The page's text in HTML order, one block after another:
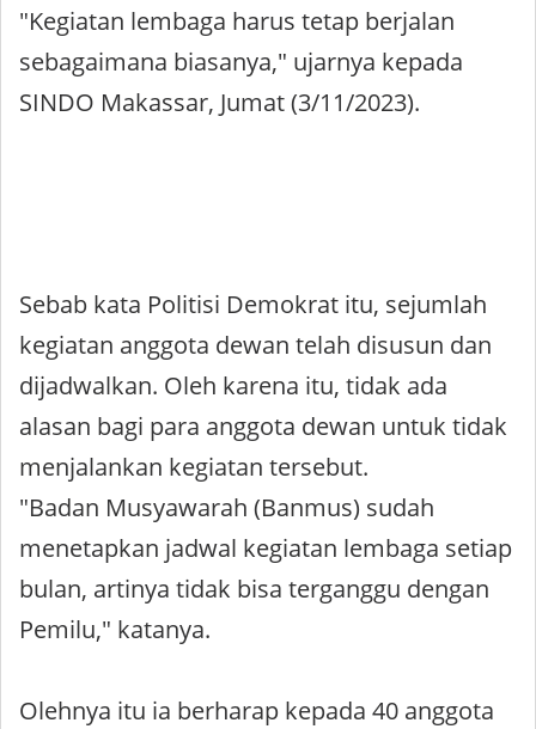
"Kegiatan lembaga harus tetap berjalan
sebagaimana biasanya," ujarnya kepada
SINDO Makassar, Jumat (3/11/2023).
Sebab kata Politisi Demokrat itu, sejumlah
kegiatan anggota dewan telah disusun dan
dijadwalkan. Oleh karena itu, tidak ada
alasan bagi para anggota dewan untuk tidak
menjalankan kegiatan tersebut.
"Badan Musyawarah (Banmus) sudah
menetapkan jadwal kegiatan lembaga setiap
bulan, artinya tidak bisa terganggu dengan
Pemilu," katanya.
Olehnya itu ia berharap kepada 40 anggota